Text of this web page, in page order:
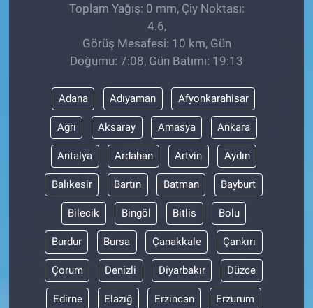
Toplam Yağış: 0 mm, Çiy Noktası:
4.6,
Görüş Mesafesi: 10 km, Gün
Doğumu: 7:08, Gün Batımı: 19:13
Adana Adıyaman Afyonkarahisar
Ağrı Aksaray Amasya Ankara
Antalya Ardahan Artvin Aydın
Balıkesir Bartın Batman Bayburt
Bilecik Bingöl Bitlis Bolu
Burdur Bursa Çanakkale Çankırı
Çorum Denizli Diyarbakır Düzce
Edirne Elazığ Erzincan Erzurum